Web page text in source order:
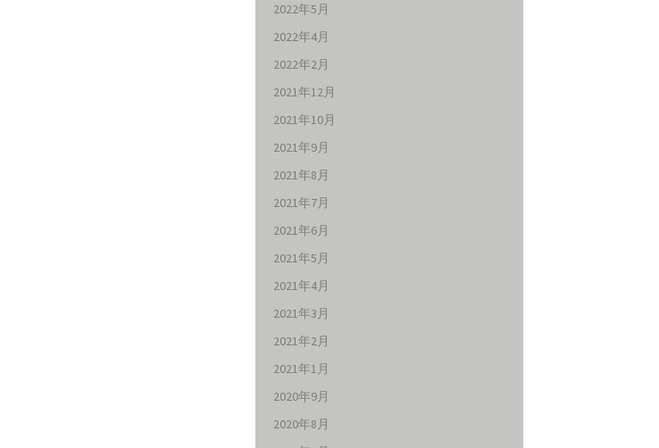
2022年5月
2022年4月
2022年2月
2021年12月
2021年10月
2021年9月
2021年8月
2021年7月
2021年6月
2021年5月
2021年4月
2021年3月
2021年2月
2021年1月
2020年9月
2020年8月